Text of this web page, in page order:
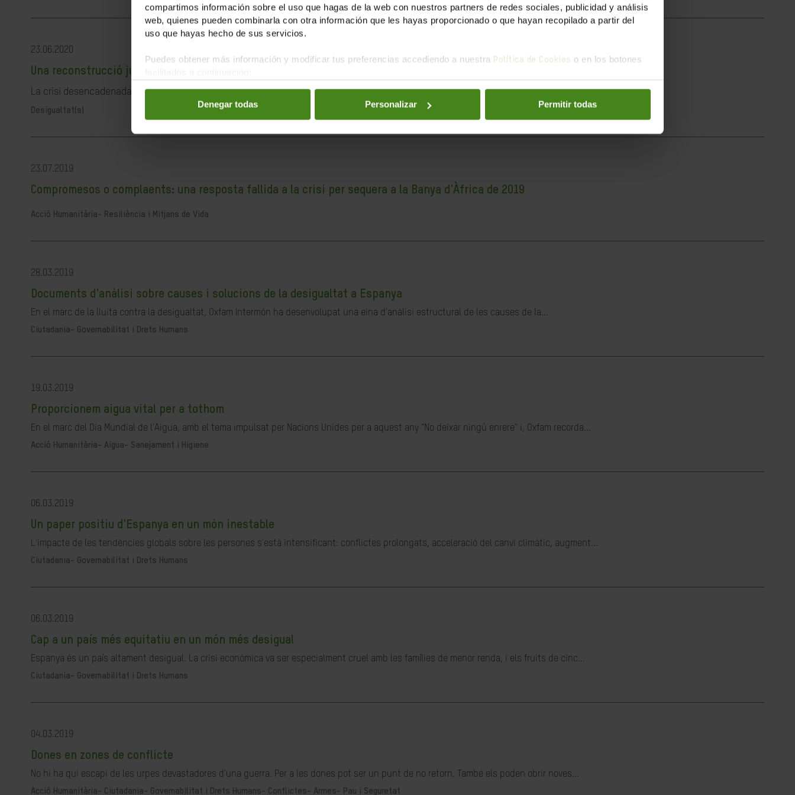
compartimos información sobre el uso que hagas de la web con nuestros partners de redes sociales, publicidad y análisis
web, quienes pueden combinarla con otra información que les hayas proporcionado o que hayan recopilado a partir del
uso que hayas hecho de sus servicios.
Puedes obtener más información y modificar tus preferencias accediendo a nuestra Política de Cookies o en los botones
Denegar todas Personalizar Permitir todas
23.06.2020
Una reconstrucció justa és possible i necessària
La crisi desencadenada per la pandèmia de la COVID-19 ha revelat la debilitat del nostre sistema sanitari, les limitacions de les...
Desigualtat(s)
23.07.2019
Compromesos o complaents: una resposta fallida a la crisi per sequera a la Banya d'Àfrica de 2019
Acció Humanitària- Resiliència i Mitjans de Vida
28.03.2019
Documents d'anàlisi sobre causes i solucions de la desigualtat a Espanya
En el marc de la lluita contra la desigualtat, Oxfam Intermón ha desenvolupat una eina d'anàlisi estructural de les causes de la...
Ciutadania- Governabilitat i Drets Humans
19.03.2019
Proporcionem aigua vital per a tothom
En el marc del Dia Mundial de l'Aigua, amb el tema impulsat per Nacions Unides per a aquest any "No deixar ningú enrere" i, Oxfam recorda...
Acció Humanitària- Aigua- Sanejament i Higiene
06.03.2019
Un paper positiu d'Espanya en un món inestable
L'impacte de les tendències globals sobre les persones s'està intensificant: conflictes prolongats, acceleració del canvi climàtic, augment...
Ciutadania- Governabilitat i Drets Humans
06.03.2019
Cap a un país més equitatiu en un món més desigual
Espanya és un país altament desigual. La crisi econòmica va ser especialment cruel amb les famílies de menor renda, i els fruits de cinc...
Ciutadania- Governabilitat i Drets Humans
04.03.2019
Dones en zones de conflicte
No hi ha qui escapi de les urpes devastadores d'una guerra. Per a les dones pot ser un punt de no retorn. També els poden obrir noves...
Acció Humanitària- Ciutadania- Governabilitat i Drets Humans- Conflictes- Armes- Pau i Seguretat